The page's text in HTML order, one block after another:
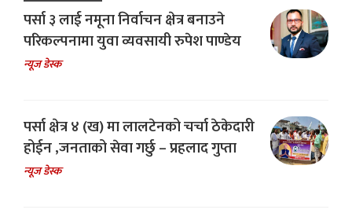
पर्सा ३ लाई नमूना निर्वाचन क्षेत्र बनाउने
परिकल्पनामा युवा व्यवसायी रुपेश पाण्डेय
न्यूज डेस्क
पर्सा क्षेत्र ४ (ख) मा लालटेनको चर्चा ठेकेदारी
होईन ,जनताको सेवा गर्छु – प्रहलाद गुप्ता
न्यूज डेस्क